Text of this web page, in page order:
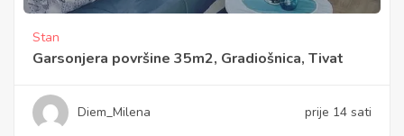
Stan
Garsonjera površine 35m2, Gradiošnica, Tivat
Diem_Milena prije 14 sati